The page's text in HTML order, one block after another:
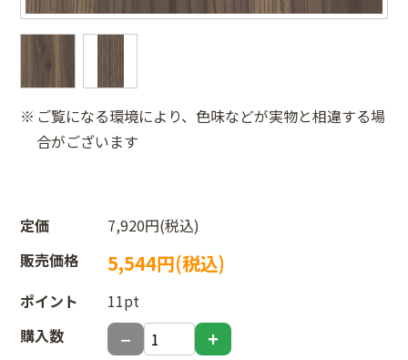
ご覧になる環境により、色味などが実物と相違する場
合がございます
定価
7,920円(税込)
販売価格
5,544円(税込)
ポイント
11pt
購入数